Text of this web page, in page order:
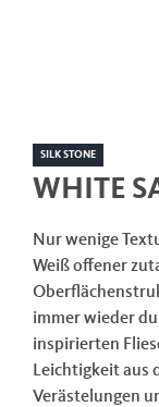
SILK STONE
WHITE
Nur wenige
Weiß offener
immer wieder
inspirierten
Leichtigkeit aus
Verästelungen